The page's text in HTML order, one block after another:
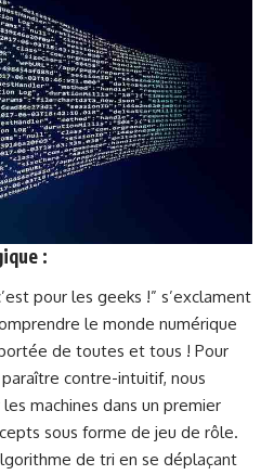
:
pour les geeks !” s’exclament
le monde numérique
de toutes et tous ! Pour
contre-intuitif, nous
machines dans un premier
sous forme de jeu de rôle.
de tri en se déplaçant